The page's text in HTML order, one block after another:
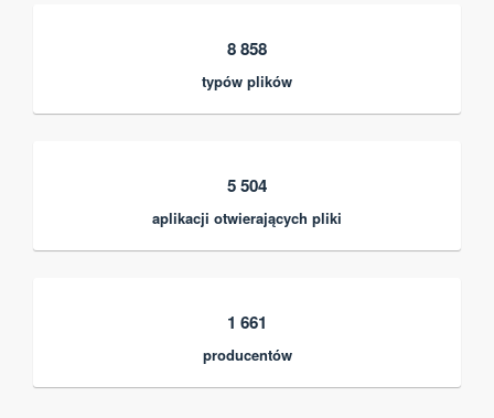
8 858
typów plików
5 504
aplikacji otwierających pliki
1 661
producentów